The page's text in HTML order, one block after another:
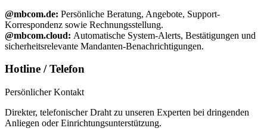
@mbcom.de: Persönliche Beratung, Angebote, Support-
Korrespondenz sowie Rechnungsstellung.
@mbcom.cloud: Automatische System-Alerts, Bestätigungen und
sicherheitsrelevante Mandanten-Benachrichtigungen.
Hotline / Telefon
Persönlicher Kontakt
Direkter, telefonischer Draht zu unseren Experten bei dringenden
Anliegen oder Einrichtungsunterstützung.